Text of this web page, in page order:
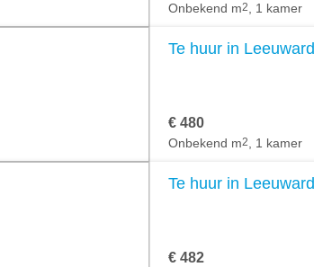
Onbekend m2 , 1 kamer
Te huur in
€ 480
Onbekend m2 , 1 kamer
Te huur in
€ 482